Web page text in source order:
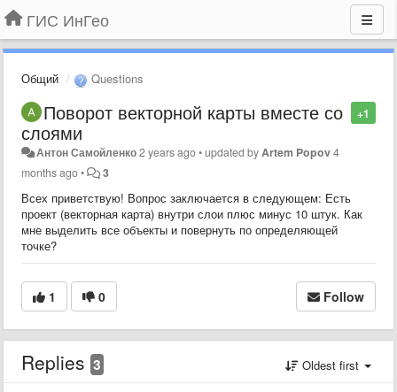
ГИС ИнГео
Общий Questions
+1
Поворот векторной карты вместе со
слоями
Антон Самойленко2 years ago•updated by Artem Popov4
months ago• 3
Всех приветствую! Вопрос заключается в следующем: Есть
проект (векторная карта) внутри слои плюс минус 10 штук. Как
мне выделить все объекты и повернуть по определяющей
точке?
1 0 Follow
Replies 3 Oldest first